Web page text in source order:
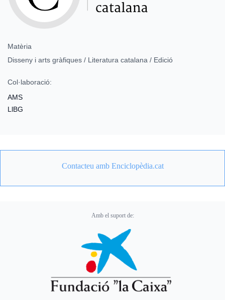
Matèria
Disseny i arts gràfiques / Literatura catalana / Edició
Col·laboració:
AMS
LlBG
Contacteu amb Enciclopèdia.cat
Amb el suport de: